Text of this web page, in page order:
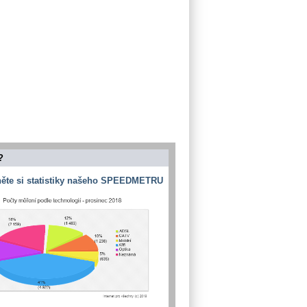
si statistiky našeho SPEEDMETRU